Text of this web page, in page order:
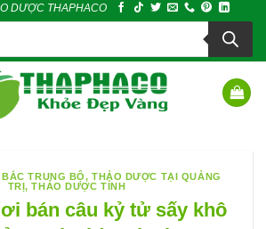
DƯỢC THAPHACO
TRUNG BỘ,THẢO DƯỢC TẠI QUẢNG
TRỊ,THẢO DƯỢC TỈNH
bán câu kỷ tử sấy khô